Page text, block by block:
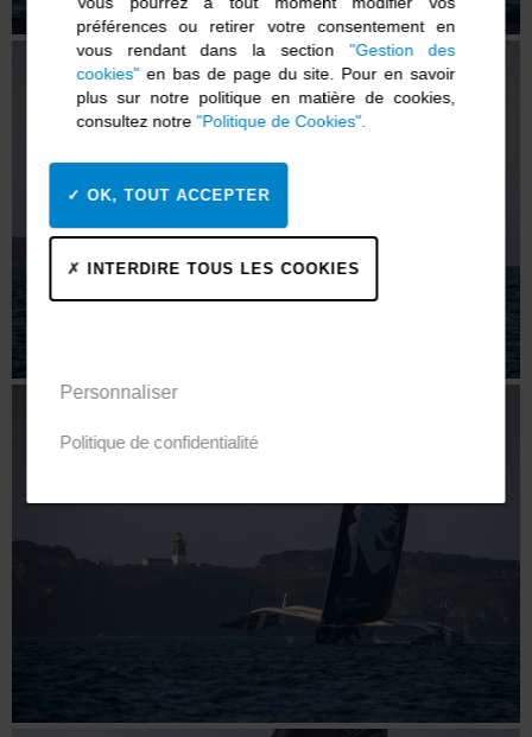
préférences ou retirer votre consentement en
vous rendant dans la section "Gestion des
cookies"en bas de page du site. Pour en savoir
plus sur notre politique en matière de cookies,
consultez notre"Politique de Cookies".
OK, TOUT ACCEPTER
INTERDIRE TOUS LES COOKIES
Personnaliser
Politique de confidentialité